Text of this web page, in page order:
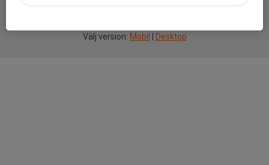
Välj version: Mobil Desktop